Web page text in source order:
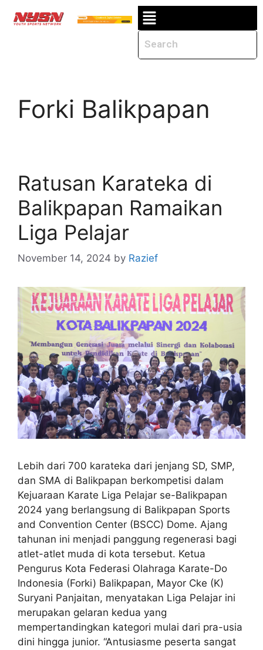
Forki Balikpapan
Ratusan Karateka di
Balikpapan Ramaikan
Liga Pelajar
November 14, 2024 by Razief
Lebih dari 700 karateka dari jenjang SD, SMP,
dan SMA di Balikpapan berkompetisi dalam
Kejuaraan Karate Liga Pelajar se-Balikpapan
2024 yang berlangsung di Balikpapan Sports
and Convention Center (BSCC) Dome. Ajang
tahunan ini menjadi panggung regenerasi bagi
atlet-atlet muda di kota tersebut. Ketua
Pengurus Kota Federasi Olahraga Karate-Do
Indonesia (Forki) Balikpapan, Mayor Cke (K)
Suryani Panjaitan, menyatakan Liga Pelajar ini
merupakan gelaran kedua yang
mempertandingkan kategori mulai dari pra-usia
dini hingga junior. “Antusiasme peserta sangat